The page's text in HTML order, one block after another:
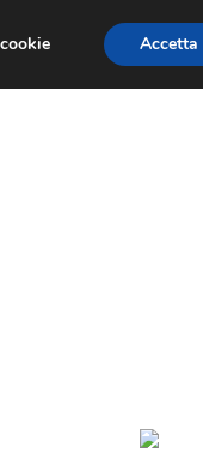
TORTE PER BAMBINI
Accetta